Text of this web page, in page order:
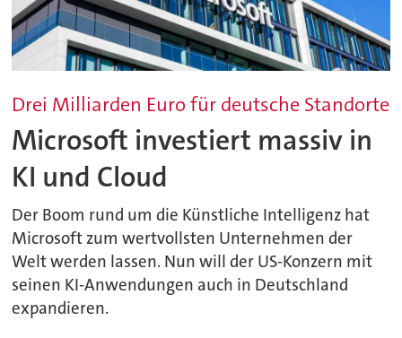
Drei Milliarden Euro für deutsche Standorte
Microsoft investiert massiv in
KI und Cloud
Der Boom rund um die Künstliche Intelligenz hat
Microsoft zum wertvollsten Unternehmen der
Welt werden lassen. Nun will der US-Konzern mit
seinen KI-Anwendungen auch in Deutschland
expandieren.